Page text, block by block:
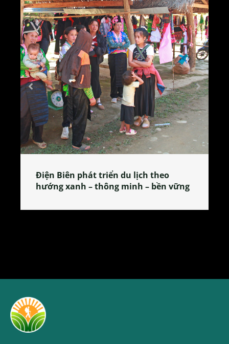
Làng làm bánh tẻ Phú Nhi – nơi lan
tỏa đặc sản xứ Đoài